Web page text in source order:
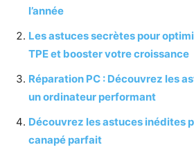
l’année
Les astuces secrètes pour
TPE et booster votre croissance
Réparation PC : Découvrez les
un ordinateur performant
Découvrez les astuces inédites
canapé parfait